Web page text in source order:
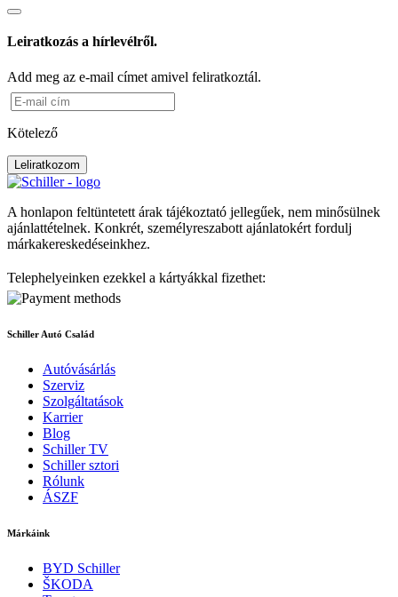
Leiratkozás a hírlevélről.
Add meg az e-mail címet amivel feliratkoztál.
Kötelező
Leliratkozom
A honlapon feltüntetett árak tájékoztató jellegűek, nem minősülnek
ajánlattételnek. Konkrét, személyreszabott ajánlatokért fordulj
márkakereskedéseinkhez.
Telephelyeinken ezekkel a kártyákkal fizethet:
Schiller Autó Család
Autóvásárlás
Szerviz
Szolgáltatások
Karrier
Blog
Schiller TV
Schiller sztori
Rólunk
ÁSZF
Márkáink
BYD Schiller
ŠKODA